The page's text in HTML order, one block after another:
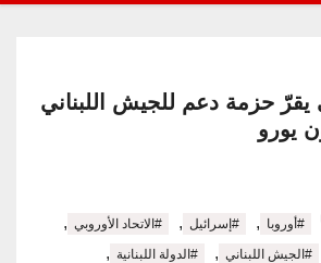
يقرّ حزمة دعم للجيش اللبناني
#أوروبا , #إسرائيل , #الاتحاد الأوروبي ,
#الجيش اللبناني , #الدولة اللبنانية ,